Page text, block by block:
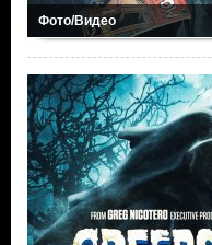
Фото/Видео